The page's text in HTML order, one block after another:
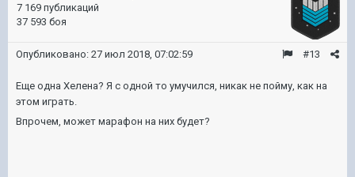
7 169 публикаций
37 593 боя
#13
Опубликовано: 27 июл 2018, 07:02:59
Еще одна Хелена? Я с одной то умучился, никак не пойму, как на
этом играть.
Впрочем, может марафон на них будет?